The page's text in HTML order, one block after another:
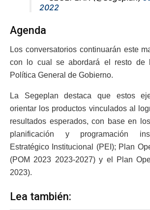
2022
Agenda
Los conversatorios continuarán este
con lo cual se abordará el resto de
Política General de Gobierno.
La Segeplan destaca que estos
orientar los productos vinculados al
resultados esperados, con base en
planificación y programación
Estratégico Institucional (PEI); Plan
(POM 2023 2023-2027) y el Plan
2023).
Lea también: